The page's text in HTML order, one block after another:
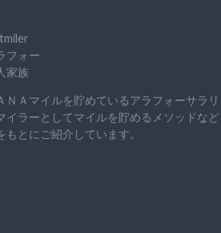
フォー
家族
ＮＡマイルを貯めているアラフォーサラリ
イラーとしてマイルを貯めるメソッドなど
もとにご紹介しています。